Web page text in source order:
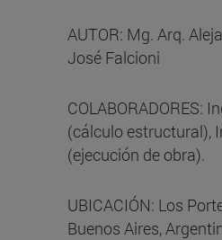
AUTOR: Mg. Arq.
José Falcioni
COLABORADORES:
(cálculo estructural),
(ejecución de obra).
UBICACIÓN: Los
Buenos Aires,